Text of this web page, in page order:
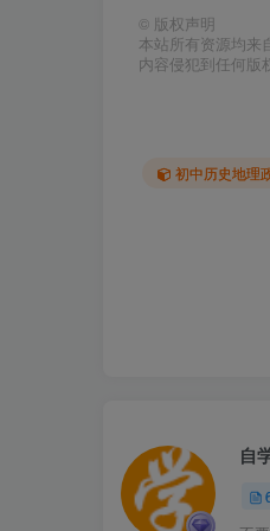
© 版权声明
本站所有资源均来
内容侵犯到任何版
初中历史地理